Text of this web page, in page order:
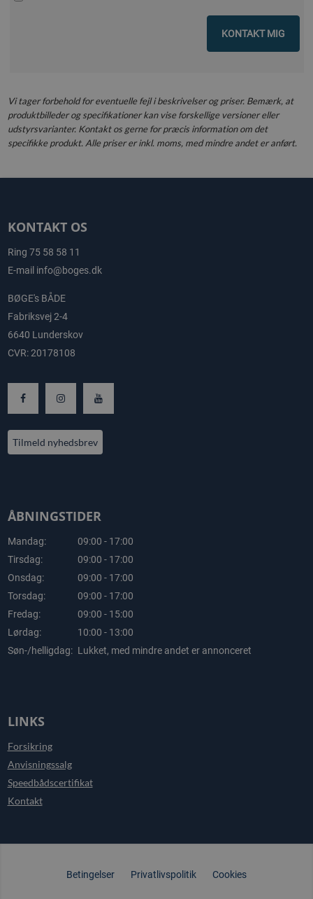
KONTAKT MIG
Vi tager forbehold for eventuelle fejl i beskrivelser og priser. Bemærk, at
produktbilleder og specifikationer kan vise forskellige versioner eller
udstyrsvarianter. Kontakt os gerne for præcis information om det
specifikke produkt. Alle priser er inkl. moms, med mindre andet er anført.
KONTAKT OS
Ring 75 58 58 11
E-mail info@boges.dk
BØGE's BÅDE
Fabriksvej 2-4
6640 Lunderskov
CVR: 20178108
Tilmeld nyhedsbrev
ÅBNINGSTIDER
Mandag:
09:00 - 17:00
Tirsdag:
09:00 - 17:00
Onsdag:
09:00 - 17:00
Torsdag:
09:00 - 17:00
Fredag:
09:00 - 15:00
Lørdag:
10:00 - 13:00
Søn-/helligdag: Lukket, med mindre andet er annonceret
LINKS
Forsikring
Anvisningssalg
Speedbådscertifikat
Kontakt
Betingelser Privatlivspolitik Cookies